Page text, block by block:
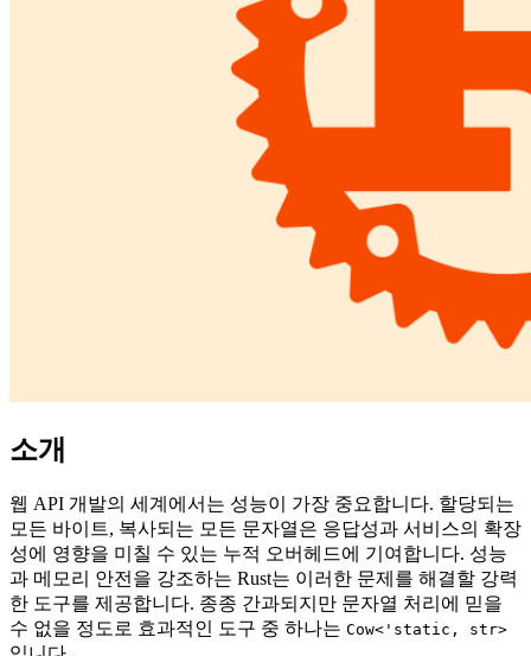
소개
웹 API 개발의 세계에서는 성능이 가장 중요합니다. 할당되는
모든 바이트, 복사되는 모든 문자열은 응답성과 서비스의 확장
성에 영향을 미칠 수 있는 누적 오버헤드에 기여합니다. 성능
과 메모리 안전을 강조하는 Rust는 이러한 문제를 해결할 강력
한 도구를 제공합니다. 종종 간과되지만 문자열 처리에 믿을
수 없을 정도로 효과적인 도구 중 하나는 Cow<'static, str>